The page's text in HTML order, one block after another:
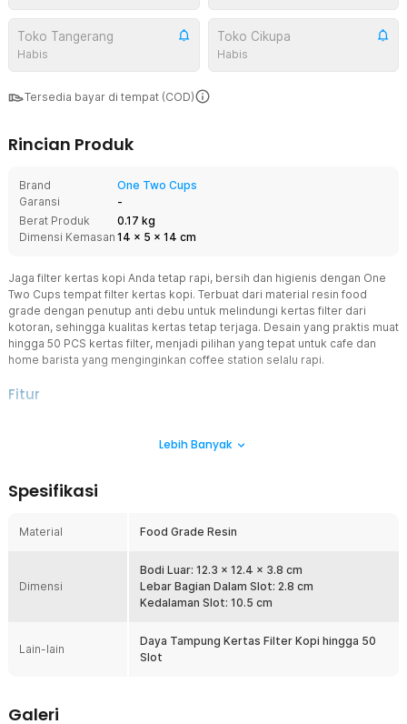
Toko Tangerang
Habis
Toko Cikupa
Habis
Tersedia bayar di tempat (COD)
Rincian Produk
Brand
One Two Cups
Garansi
-
Berat Produk
0.17 kg
Dimensi Kemasan 14 x 5 x 14 cm
Jaga filter kertas kopi Anda tetap rapi, bersih dan higienis dengan One
Two Cups tempat filter kertas kopi. Terbuat dari material resin food
grade dengan penutup anti debu untuk melindungi kertas filter dari
kotoran, sehingga kualitas kertas tetap terjaga. Desain yang praktis muat
hingga 50 PCS kertas filter, menjadi pilihan yang tepat untuk cafe dan
home barista yang menginginkan coffee station selalu rapi.
Fitur
Dibuat dengan tampilan modern dan bentuk melengkung, membuat
profesional di coffee shop, dengan menjaga area kerja tetap rapi.
menampung 50 PCS kertas kopi.
Menggunakan material resin food grade yang kokoh sehingga
memberikan perlindungan agar kertas filter tetap tersusun rapi dan
tidak terlipat. Material resin yang kokoh juga membuatnya dapat
Penutup Anti Debu
Hadir dengan tutup yang mampu melindungi dari kertas filter kopi
filter kopi. Dilengkapi dengan engsel yang halus yang
Lebih Banyak
Spesifikasi
Material Food Grade Resin
Dimensi
Bodi Luar: 12.3 x 12.4 x 3.8 cm
Lebar Bagian Dalam Slot: 2.8 cm
Kedalaman Slot: 10.5 cm
Lain-lain
Daya Tampung Kertas Filter Kopi hingga 50
Slot
Galeri